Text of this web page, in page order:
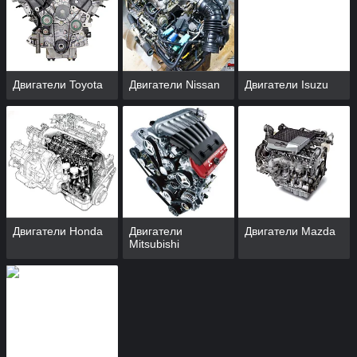
двигатель будет заменен на японский. Дело в том, что
двигатели на японские машины имеют немало преимуществ.
Надежность
Наша компания
предлагает надежные и
высококачественные
двигатели и
Устойчивость
Устойчивы к перегреву и
воздействию низкой
Двигатели Toyota Двигатели Nissan Двигатели Isuzu
Двигатели Honda
Двигатели
Mitsubishi
Двигатели Mazda